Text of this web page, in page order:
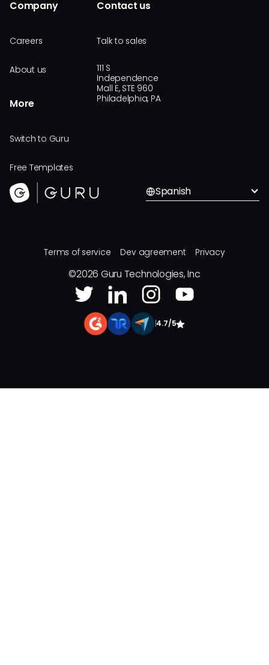
Company
Careers
About us
More
Switch to Guru
Free Templates
Contact us
Talk to sales
111 S
Independence
Mall E, STE 960
Philadelphia, PA
Spanish
Terms of service Dev agreement Privacy
©2026 Guru Technologies, Inc
4.7/5